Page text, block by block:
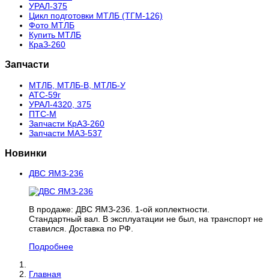
УРАЛ-375
Цикл подготовки МТЛБ (ТГМ-126)
Фото МТЛБ
Купить МТЛБ
КраЗ-260
Запчасти
МТЛБ, МТЛБ-В, МТЛБ-У
АТС-59г
УРАЛ-4320, 375
ПТС-М
Запчасти КрАЗ-260
Запчасти МАЗ-537
Новинки
ДВС ЯМЗ-236
В продаже: ДВС ЯМЗ-236. 1-ой коплектности.
Стандартный вал. В эксплуатации не был, на транспорт не
ставился. Доставка по РФ.
Подробнее
Главная